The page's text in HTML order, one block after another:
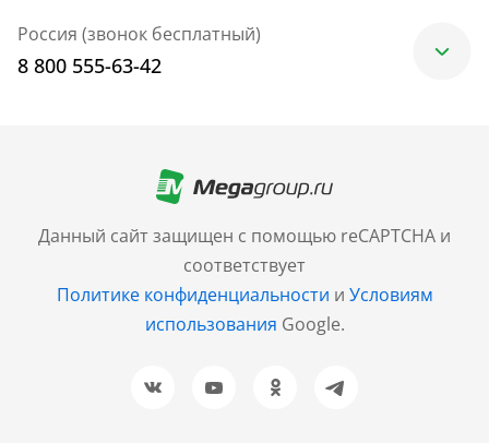
Данный сайт защищен с помощью reCAPTCHA и
соответствует
Политике конфиденциальности и Условиям
использования Google.
Россия (звонок бесплатный)
8 800 555-63-42
+7 (499) 705-30-10
Санкт-Петербург
+7 (812) 600-77-33
Барнаул
Новосибирск